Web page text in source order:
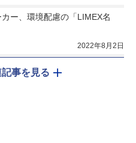
ー、環境配慮の「LIMEX名
2022年8月2日
事を見る